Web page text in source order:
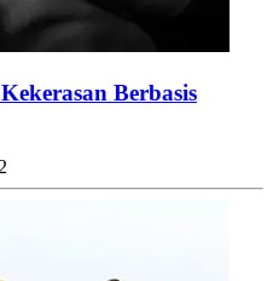
Berbasis